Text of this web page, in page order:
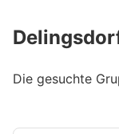
Die gesuchte